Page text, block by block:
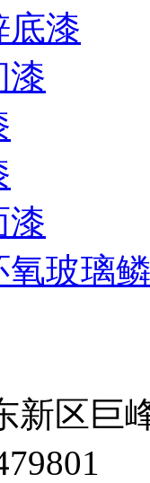
底漆
漆
漆
氧玻璃
新区巨